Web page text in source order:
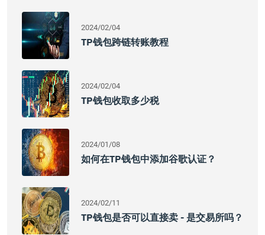
2024/02/04
TP钱包跨链转账教程
2024/02/04
TP钱包收取多少税
2024/01/08
如何在TP钱包中添加谷歌认证？
2024/02/11
TP钱包是否可以直接卖 - 是交易所吗？